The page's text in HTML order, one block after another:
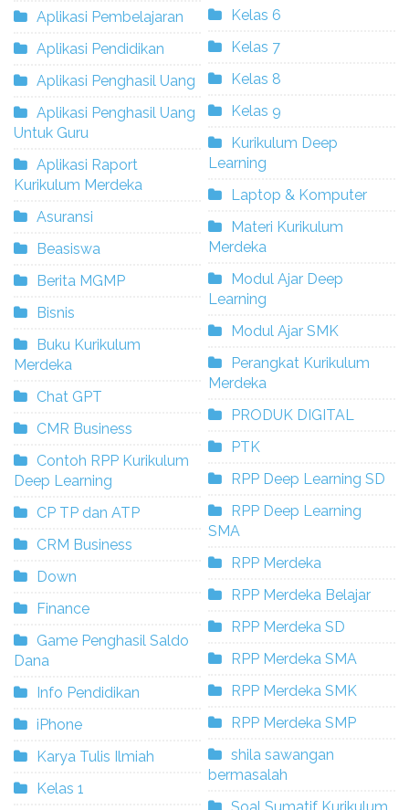
Aplikasi Pembelajaran
Aplikasi Pendidikan
Aplikasi Penghasil Uang
Aplikasi Penghasil Uang
Untuk Guru
Aplikasi Raport
Kurikulum Merdeka
Asuransi
Beasiswa
Berita MGMP
Bisnis
Buku Kurikulum
Merdeka
Chat GPT
CMR Business
Contoh RPP Kurikulum
Deep Learning
CP TP dan ATP
CRM Business
Down
Finance
Game Penghasil Saldo
Dana
Info Pendidikan
iPhone
Karya Tulis Ilmiah
Kelas 1
Kelas 6
Kelas 7
Kelas 8
Kelas 9
Kurikulum Deep
Learning
Laptop & Komputer
Materi Kurikulum
Merdeka
Modul Ajar Deep
Learning
Modul Ajar SMK
Perangkat Kurikulum
Merdeka
PRODUK DIGITAL
PTK
RPP Deep Learning SD
RPP Deep Learning
SMA
RPP Merdeka
RPP Merdeka Belajar
RPP Merdeka SD
RPP Merdeka SMA
RPP Merdeka SMK
RPP Merdeka SMP
shila sawangan
bermasalah